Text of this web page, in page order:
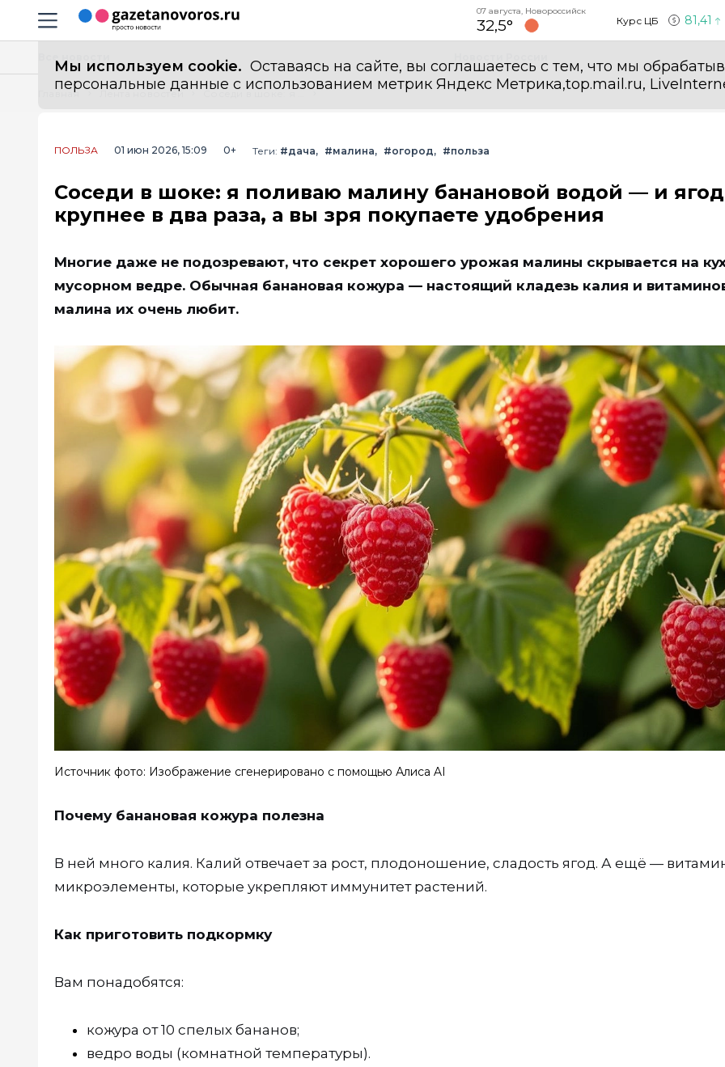
Навигация сайта
07 августа, Новороссийск
32,5° Курс ЦБ 81,41
Мы используем cookie. Оставаясь на сайте, вы соглашаетесь с тем, что мы
персональные данные с использованием метрик Яндекс Метрика,top.mail.ru,
Главная Лента новостей Соседи в шоке: я поливаю малину банановой водой — и ягоды крупнее в два раза, а вы зря покупаете удобрения
ПОЛЬЗА 01 июн 2026, 15:09 0+ Теги: #дача #малина #огород #польза
Соседи в шоке: я поливаю малину банановой водой — и
крупнее в два раза, а вы зря покупаете удобрения
Многие даже не подозревают, что секрет хорошего урожая малины скрывается на
мусорном ведре. Обычная банановая кожура — настоящий кладезь калия и
малина их очень любит.
Источник фото: Изображение сгенерировано с помощью Алиса AI
Почему банановая кожура полезна
В ней много калия. Калий отвечает за рост, плодоношение, сладость ягод. А ещё —
микроэлементы, которые укрепляют иммунитет растений.
Как приготовить подкормку
Вам понадобятся:
кожура от 10 спелых бананов;
ведро воды (комнатной температуры).